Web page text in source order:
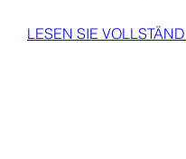
LESEN SIE